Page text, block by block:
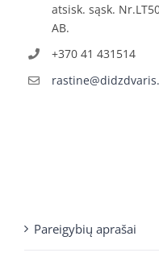
atsisk. sąsk.
AB.
+370 41 431514
Pareigybių aprašai